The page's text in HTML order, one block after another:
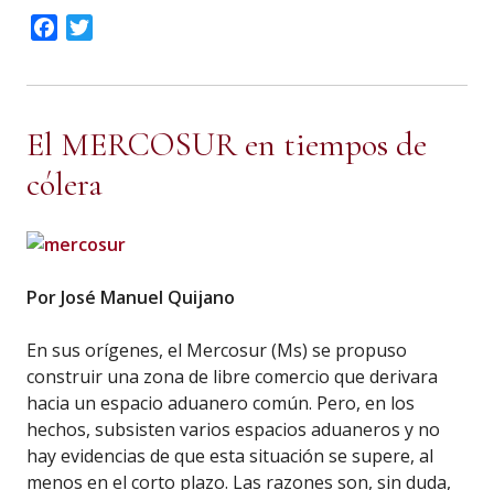
Facebook
El MERCOSUR en tiempos de
cólera
Por José Manuel Quijano
En sus orígenes, el Mercosur (Ms) se propuso
construir una zona de libre comercio que derivara
hacia un espacio aduanero común. Pero, en los
hechos, subsisten varios espacios aduaneros y no
hay evidencias de que esta situación se supere, al
menos en el corto plazo. Las razones son, sin duda,